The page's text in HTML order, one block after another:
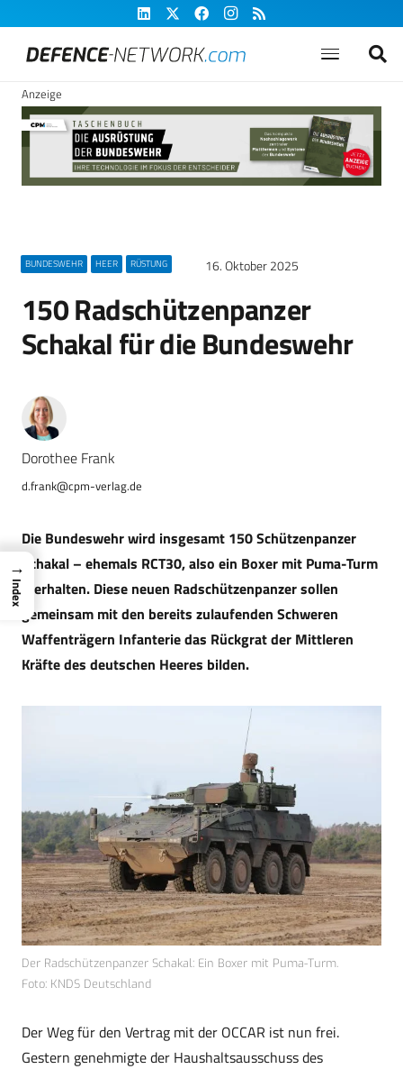
Anzeige
BUNDESWEHR HEER RÜSTUNG 16. Oktober 2025
150 Radschützenpanzer
Schakal für die Bundeswehr
Dorothee Frank
d.frank@cpm-verlag.de
Die Bundeswehr wird insgesamt 150 Schützenpanzer
Schakal – ehemals RCT30, also ein Boxer mit Puma-Turm
– erhalten. Diese neuen Radschützenpanzer sollen
gemeinsam mit den bereits zulaufenden Schweren
Waffenträgern Infanterie das Rückgrat der Mittleren
Kräfte des deutschen Heeres bilden.
Der Radschützenpanzer Schakal: Ein Boxer mit Puma-Turm.
Foto: KNDS Deutschland
Der Weg für den Vertrag mit der OCCAR ist nun frei.
Gestern genehmigte der Haushaltsausschuss des
→
Index